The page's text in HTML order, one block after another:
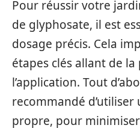
Pour réussir votre
de glyphosate, il est
dosage précis. Cela
étapes clés allant de
l’application. Tout
recommandé
propre, pour